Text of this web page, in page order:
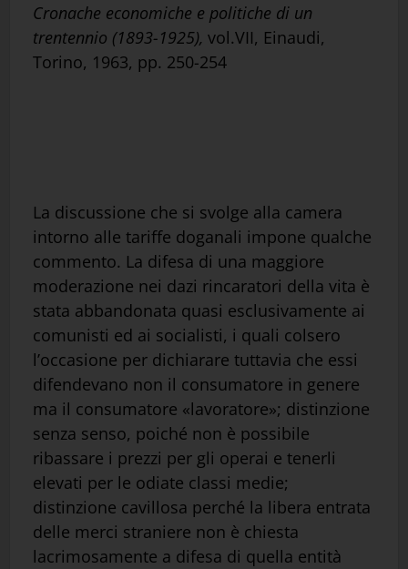
Cronache economiche e politiche di un
trentennio (1893-1925), vol.VII, Einaudi,
Torino, 1963, pp. 250-254
La discussione che si svolge alla camera
intorno alle tariffe doganali impone qualche
commento. La difesa di una maggiore
moderazione nei dazi rincaratori della vita è
stata abbandonata quasi esclusivamente ai
comunisti ed ai socialisti, i quali colsero
l’occasione per dichiarare tuttavia che essi
difendevano non il consumatore in genere
ma il consumatore «lavoratore»; distinzione
senza senso, poiché non è possibile
ribassare i prezzi per gli operai e tenerli
elevati per le odiate classi medie;
distinzione cavillosa perché la libera entrata
delle merci straniere non è chiesta
lacrimosamente a difesa di quella entità